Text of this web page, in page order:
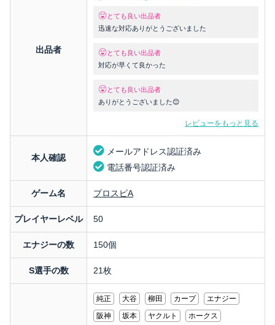
出品者
とても良い出品者
迅速な対応ありがとうございました
とても良い出品者
対応が早くて良かった
とても良い出品者
ありがとうございました😊
レビューをもっと見る
本人確認
メールアドレス認証済み
電話番号認証済み
ゲーム名 プロスピA
プレイヤーレベル 50
エナジーの数 150個
S選手の数 21枚
純正 大谷 柳田 カープ
エナジー
阪神
坂本 ヤクルト
ホークス